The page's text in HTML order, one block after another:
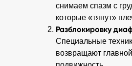
снимаем спазм с
которые «тянут»
Разблокировку
Специальные
возвращают